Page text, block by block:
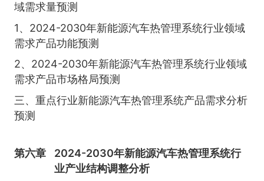
域需求量预测
1、2024-2030年新能源汽车热管理系统行业领域
需求产品功能预测
2、2024-2030年新能源汽车热管理系统行业领域
需求产品市场格局预测
三、重点行业新能源汽车热管理系统产品需求分析
预测
第六章
2024-2030年新能源汽车热管理系统行
业产业结构调整分析